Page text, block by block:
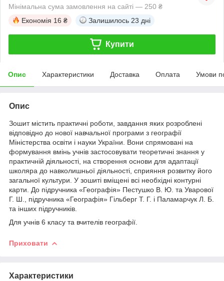
Мінімальна сума замовлення на сайті — 250 ₴
Економія 16 ₴ Залишилось 23 дні
Купити
Опис Характеристики Доставка Оплата Умови
Опис
Зошит містить практичні роботи, завдання яких розроблені
відповідно до нової навчальної програми з географії
Міністерства освіти і науки України. Вони спрямовані на
формування вмінь учнів застосовувати теоретичні знання у
практичній діяльності, на створення основи для адаптації
школяра до навколишньої діяльності, сприяння розвитку його
загальної культури. У зошиті вміщені всі необхідні контурні
карти. До підручника «Географія» Пестушко В. Ю. та Уварової
Г. Ш., підручника «Географія» Гільберг Т. Г. і Паламарчук Л. Б.
та інших підручників.
Для учнів 6 класу та вчителів географії.
Приховати
Характеристики